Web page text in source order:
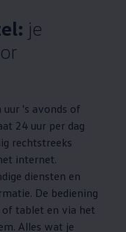
je
's avonds of
24 uur per dag
rechtstreeks
internet.
diensten en
De bediening
tablet en via het
Alles wat je